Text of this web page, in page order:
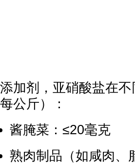
添加剂，亚硝酸盐在
每公斤）：
酱腌菜：≤20毫克
熟肉制品（如咸肉、